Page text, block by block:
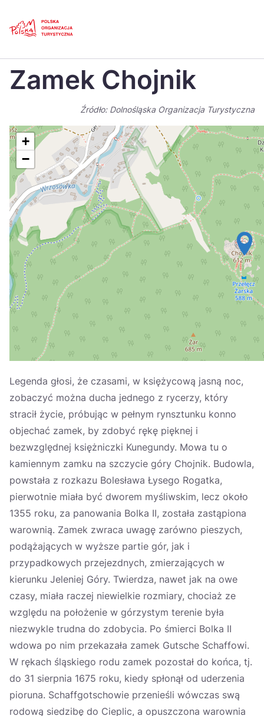
Polski
Español
Italiano
Nederlands 日本
Português
Suomi
Україна
Zamknij
Zamek Chojnik
Źródło: Dolnośląska Organizacja Turystyczna
+
−
Legenda głosi, że czasami, w księżycową jasną noc,
zobaczyć można ducha jednego z rycerzy, który
stracił życie, próbując w pełnym rynsztunku konno
objechać zamek, by zdobyć rękę pięknej i
bezwzględnej księżniczki Kunegundy. Mowa tu o
kamiennym zamku na szczycie góry Chojnik. Budowla,
powstała z rozkazu Bolesława Łysego Rogatka,
pierwotnie miała być dworem myśliwskim, lecz około
1355 roku, za panowania Bolka II, została zastąpiona
warownią. Zamek zwraca uwagę zarówno pieszych,
podążających w wyższe partie gór, jak i
przypadkowych przejezdnych, zmierzających w
kierunku Jeleniej Góry. Twierdza, nawet jak na owe
czasy, miała raczej niewielkie rozmiary, chociaż ze
względu na położenie w górzystym terenie była
niezwykle trudna do zdobycia. Po śmierci Bolka II
wdowa po nim przekazała zamek Gutsche Schaffowi.
W rękach śląskiego rodu zamek pozostał do końca, tj.
do 31 sierpnia 1675 roku, kiedy spłonął od uderzenia
pioruna. Schaffgotschowie przenieśli wówczas swą
rodową siedzibę do Cieplic, a opuszczona warownia